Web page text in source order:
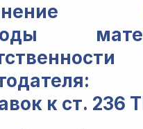
к ст. 236